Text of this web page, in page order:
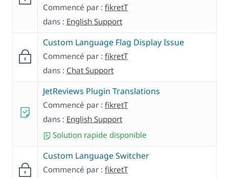
Commencé par : fikretT
dans : English Support
Custom Language Flag Display Issue
Commencé par : fikretT
dans : Chat Support
JetReviews Plugin Translations
Commencé par : fikretT
dans : English Support
Solution rapide disponible
Custom Language Switcher
Commencé par : fikretT